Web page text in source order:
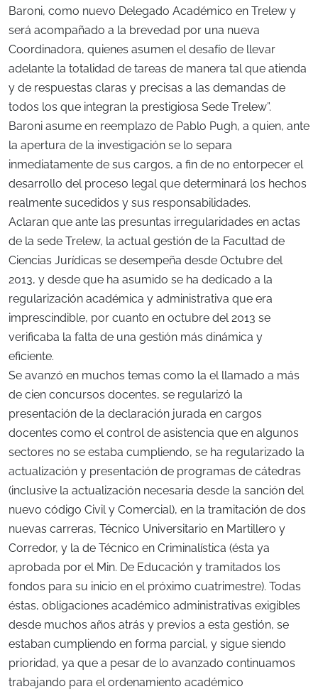
Baroni, como nuevo Delegado Académico en Trelew y
será acompañado a la brevedad por una nueva
Coordinadora, quienes asumen el desafío de llevar
adelante la totalidad de tareas de manera tal que atienda
y de respuestas claras y precisas a las demandas de
todos los que integran la prestigiosa Sede Trelew”.
Baroni asume en reemplazo de Pablo Pugh, a quien, ante
la apertura de la investigación se lo separa
inmediatamente de sus cargos, a fin de no entorpecer el
desarrollo del proceso legal que determinará los hechos
realmente sucedidos y sus responsabilidades.
Aclaran que ante las presuntas irregularidades en actas
de la sede Trelew, la actual gestión de la Facultad de
Ciencias Jurídicas se desempeña desde Octubre del
2013, y desde que ha asumido se ha dedicado a la
regularización académica y administrativa que era
imprescindible, por cuanto en octubre del 2013 se
verificaba la falta de una gestión más dinámica y
eficiente.
Se avanzó en muchos temas como la el llamado a más
de cien concursos docentes, se regularizó la
presentación de la declaración jurada en cargos
docentes como el control de asistencia que en algunos
sectores no se estaba cumpliendo, se ha regularizado la
actualización y presentación de programas de cátedras
(inclusive la actualización necesaria desde la sanción del
nuevo código Civil y Comercial), en la tramitación de dos
nuevas carreras, Técnico Universitario en Martillero y
Corredor, y la de Técnico en Criminalística (ésta ya
aprobada por el Min. De Educación y tramitados los
fondos para su inicio en el próximo cuatrimestre). Todas
éstas, obligaciones académico administrativas exigibles
desde muchos años atrás y previos a esta gestión, se
estaban cumpliendo en forma parcial, y sigue siendo
prioridad, ya que a pesar de lo avanzado continuamos
trabajando para el ordenamiento académico